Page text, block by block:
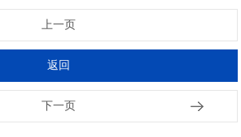
上一页
返回
下一页